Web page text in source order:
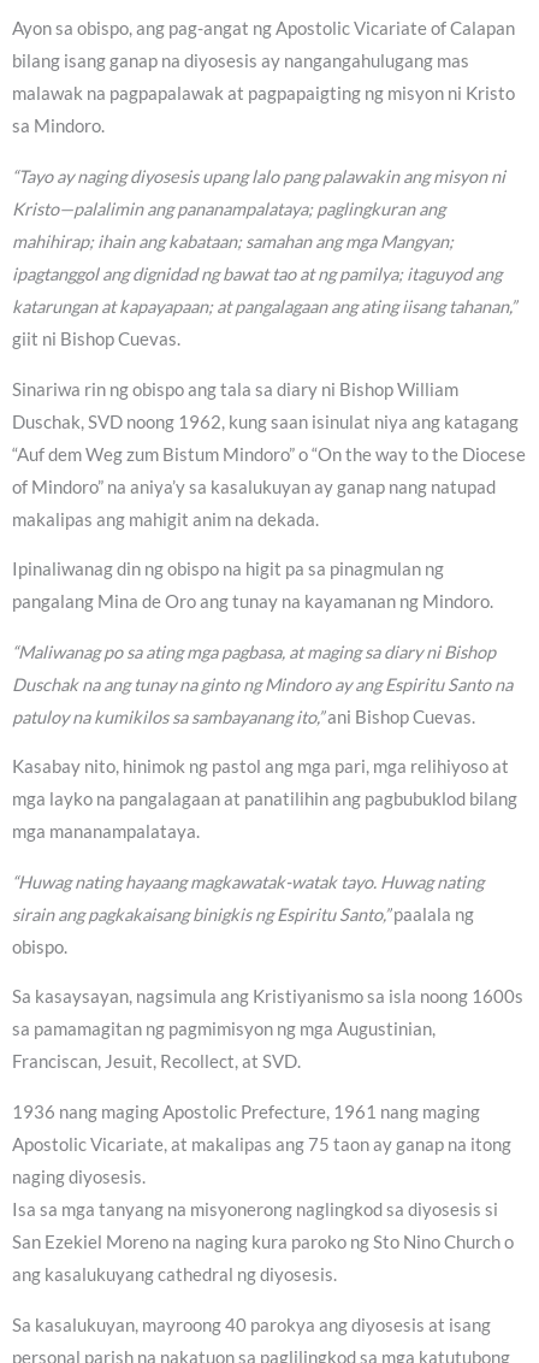
Ayon sa obispo, ang pag-angat ng Apostolic Vicariate of Calapan
bilang isang ganap na diyosesis ay nangangahulugang mas
malawak na pagpapalawak at pagpapaigting ng misyon ni Kristo
sa Mindoro.
“Tayo ay naging diyosesis upang lalo pang palawakin ang misyon ni
Kristo—palalimin ang pananampalataya; paglingkuran ang
mahihirap; ihain ang kabataan; samahan ang mga Mangyan;
ipagtanggol ang dignidad ng bawat tao at ng pamilya; itaguyod ang
katarungan at kapayapaan; at pangalagaan ang ating iisang tahanan,”
giit ni Bishop Cuevas.
Sinariwa rin ng obispo ang tala sa diary ni Bishop William
Duschak, SVD noong 1962, kung saan isinulat niya ang katagang
“Auf dem Weg zum Bistum Mindoro” o “On the way to the Diocese
of Mindoro” na aniya’y sa kasalukuyan ay ganap nang natupad
makalipas ang mahigit anim na dekada.
Ipinaliwanag din ng obispo na higit pa sa pinagmulan ng
pangalang Mina de Oro ang tunay na kayamanan ng Mindoro.
“Maliwanag po sa ating mga pagbasa, at maging sa diary ni Bishop
Duschak na ang tunay na ginto ng Mindoro ay ang Espiritu Santo na
patuloy na kumikilos sa sambayanang ito,”ani Bishop Cuevas.
Kasabay nito, hinimok ng pastol ang mga pari, mga relihiyoso at
mga layko na pangalagaan at panatilihin ang pagbubuklod bilang
mga mananampalataya.
“Huwag nating hayaang magkawatak-watak tayo. Huwag nating
sirain ang pagkakaisang binigkis ng Espiritu Santo,”paalala ng
obispo.
Sa kasaysayan, nagsimula ang Kristiyanismo sa isla noong 1600s
sa pamamagitan ng pagmimisyon ng mga Augustinian,
Franciscan, Jesuit, Recollect, at SVD.
1936 nang maging Apostolic Prefecture, 1961 nang maging
Apostolic Vicariate, at makalipas ang 75 taon ay ganap na itong
naging diyosesis.
Isa sa mga tanyang na misyonerong naglingkod sa diyosesis si
San Ezekiel Moreno na naging kura paroko ng Sto Nino Church o
ang kasalukuyang cathedral ng diyosesis.
Sa kasalukuyan, mayroong 40 parokya ang diyosesis at isang
personal parish na nakatuon sa paglilingkod sa mga katutubong